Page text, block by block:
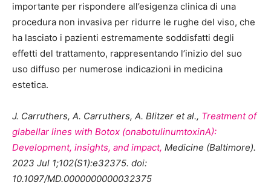
importante per rispondere all’esigenza clinica di una
procedura non invasiva per ridurre le rughe del viso, che
ha lasciato i pazienti estremamente soddisfatti degli
effetti del trattamento, rappresentando l’inizio del suo
uso diffuso per numerose indicazioni in medicina
estetica.
J. Carruthers, A. Carruthers, A. Blitzer et al., Treatment of
glabellar lines with Botox (onabotulinumtoxinA):
Development, insights, and impact, Medicine (Baltimore).
2023 Jul 1;102(S1):e32375. doi:
10.1097/MD.0000000000032375